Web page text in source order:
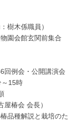
樹木係職員）
園会館玄関前集合
回例会・公開講演会
～15時
椿会 会長）
品種解説と栽培のた